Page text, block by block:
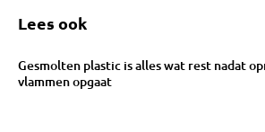
Lees ook
Gesmolten plastic is alles wat rest nadat
vlammen opgaat